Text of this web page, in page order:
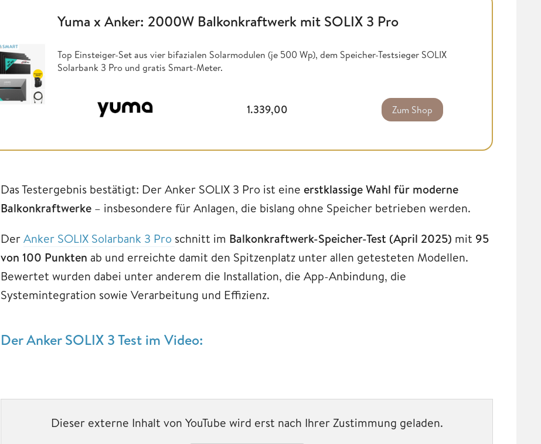
Yuma x Anker: 2000W Balkonkraftwerk mit SOLIX 3 Pro
Top Einsteiger-Set aus vier bifazialen Solarmodulen (je 500 Wp), dem Speicher-Testsieger SOLIX
Solarbank 3 Pro und gratis Smart-Meter.
1.339,00 Zum Shop
Das Testergebnis bestätigt: Der Anker SOLIX 3 Pro ist eine erstklassige Wahl für moderne
Balkonkraftwerke – insbesondere für Anlagen, die bislang ohne Speicher betrieben werden.
DerAnker SOLIX Solarbank 3 Pro schnitt im Balkonkraftwerk-Speicher-Test (April 2025) mit 95
von 100 Punkten ab und erreichte damit den Spitzenplatz unter allen getesteten Modellen.
Bewertet wurden dabei unter anderem die Installation, die App-Anbindung, die
Systemintegration sowie Verarbeitung und Effizienz.
Der Anker SOLIX 3 Test im Video:
Dieser externe Inhalt von YouTube wird erst nach Ihrer Zustimmung geladen.